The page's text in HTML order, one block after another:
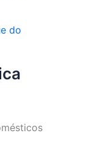
do